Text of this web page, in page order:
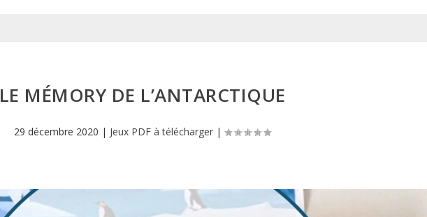
LE MÉMORY DE L’ANTARCTIQUE
29 décembre 2020 | Jeux PDF à télécharger |